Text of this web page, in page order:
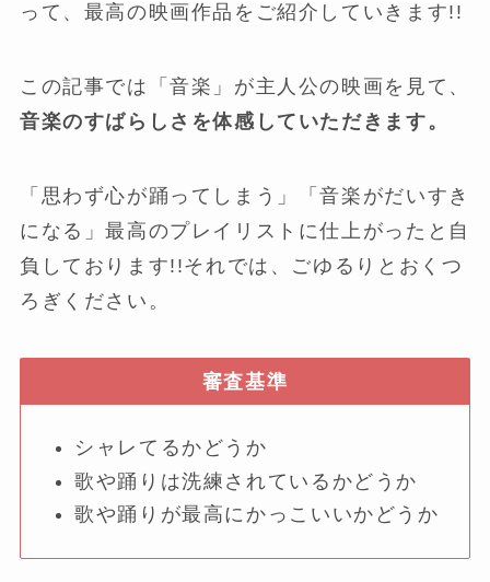
って、最高の映画作品をご紹介していきます!!
この記事では「音楽」が主人公の映画を見て、
音楽のすばらしさを体感していただきます。
「思わず心が踊ってしまう」「音楽がだいすき
になる」最高のプレイリストに仕上がったと自
負しております!!それでは、ごゆるりとおくつ
ろぎください。
審査基準
シャレてるかどうか
歌や踊りは洗練されているかどうか
歌や踊りが最高にかっこいいかどうか